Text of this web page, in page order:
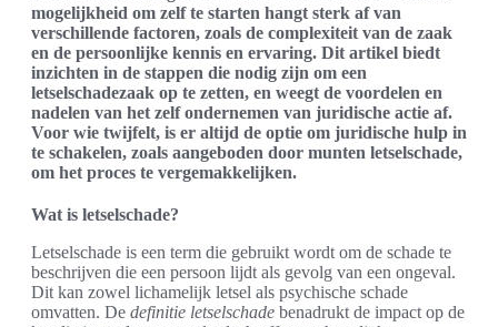
mogelijkheid om zelf te starten hangt sterk af van
verschillende factoren, zoals de complexiteit van de zaak
en de persoonlijke kennis en ervaring. Dit artikel biedt
inzichten in de stappen die nodig zijn om een
letselschadezaak op te zetten, en weegt de voordelen en
nadelen van het zelf ondernemen van juridische actie af.
Voor wie twijfelt, is er altijd de optie om juridische hulp in
te schakelen, zoals aangeboden door munten letselschade,
om het proces te vergemakkelijken.
Wat is letselschade?
Letselschade is een term die gebruikt wordt om de schade te
beschrijven die een persoon lijdt als gevolg van een ongeval.
Dit kan zowel lichamelijk letsel als psychische schade
omvatten. De definitie letselschade benadrukt de impact op de